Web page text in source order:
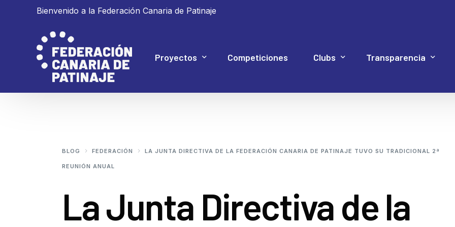
Bienvenido a la Federación Canaria de Patinaje
Proyectos Competiciones Clubs
Patinaje velocidad
Transparencia
Estatutos
BLOG FEDERACIÓN LA JUNTA DIRECTIVA DE LA FEDERACIÓN CANARIA DE PATINAJE TUVO SU TRADICIONAL 2ª
REUNIÓN ANUAL
La Junta Directiva de la